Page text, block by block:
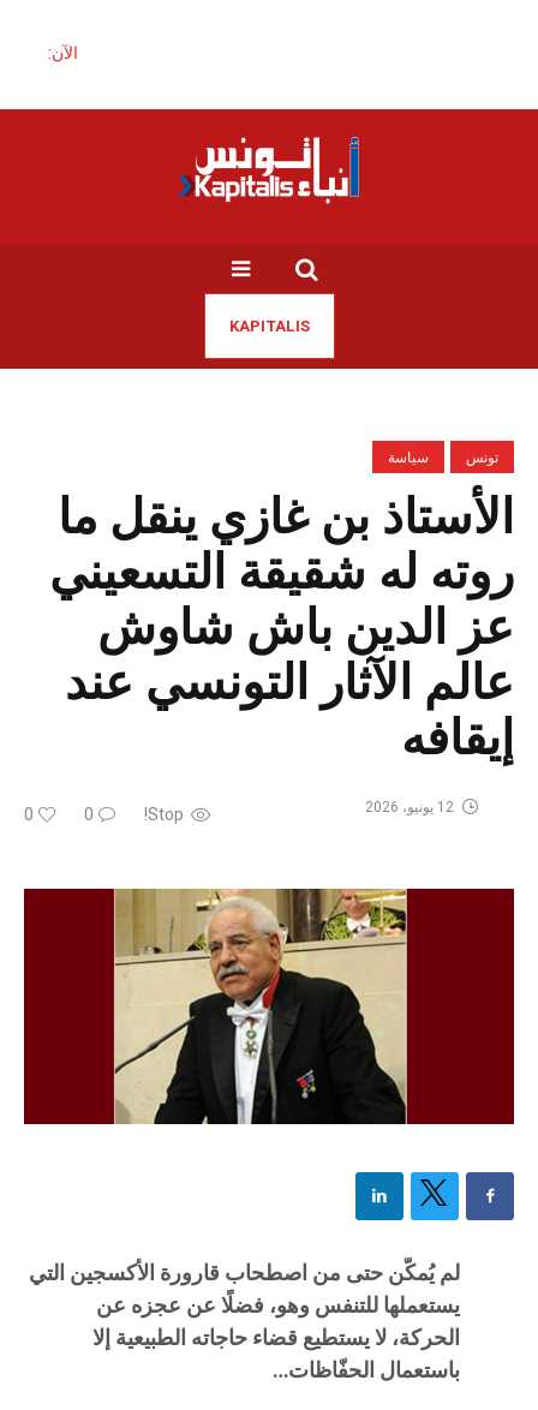
الآن:
KAPITALIS
تونس سياسة
الأستاذ بن غازي ينقل ما
روته له شقيقة التسعيني
عز الدين باش شاوش
عالم الآثار التونسي عند
إيقافه
Stop!
0
0 12 يونيو، 2026
لم يُمكَّن حتى من اصطحاب قارورة الأكسجين التي
يستعملها للتنفس وهو، فضلًا عن عجزه عن
الحركة، لا يستطيع قضاء حاجاته الطبيعية إلا
باستعمال الحفّاظات…